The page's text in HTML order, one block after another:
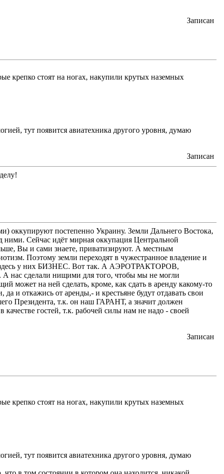
Записан
крепко стоят на ногах, накупили крутых наземных
тут появится авиатехника другого уровня, думаю
Записан
оккупируют постепенно Украину. Земли Дальнего Востока,
ними. Сейчас идёт мирная оккупация Центральной
Вы и сами знаете, приватизируют. А местным
Поэтому земли переходят в чужестранное владение и
здесь у них БИЗНЕС. Вот так. А АЭРОТРАКТОРОВ,
сделали нищими для того, чтобы мы не могли
может на ней сделать, кроме, как сдать в аренду какому-то
и откажись от аренды,- и крестьяне будут отдавать свои
Президента, т.к. он наш ГАРАНТ, а значит должен
гостей, т.к. рабочей силы нам не надо - своей
Записан
крепко стоят на ногах, накупили крутых наземных
тут появится авиатехника другого уровня, думаю